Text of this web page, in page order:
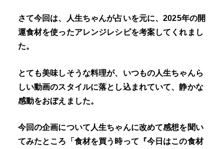
さて今回は、人生ちゃんが占いを元に、2025年の開
運食材を使ったアレンジレシピを考案してくれまし
た。
とても美味しそうな料理が、いつもの人生ちゃんら
しい動画のスタイルに落とし込まれていて、静かな
感動をおぼえました。
今回の企画について人生ちゃんに改めて感想を聞い
てみたところ「食材を買う時って『今日はこの食材